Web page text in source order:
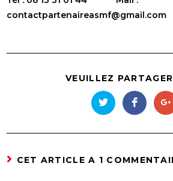
contactpartenaireasmf@gmail.com
VEUILLEZ
CET ARTICLE A 1